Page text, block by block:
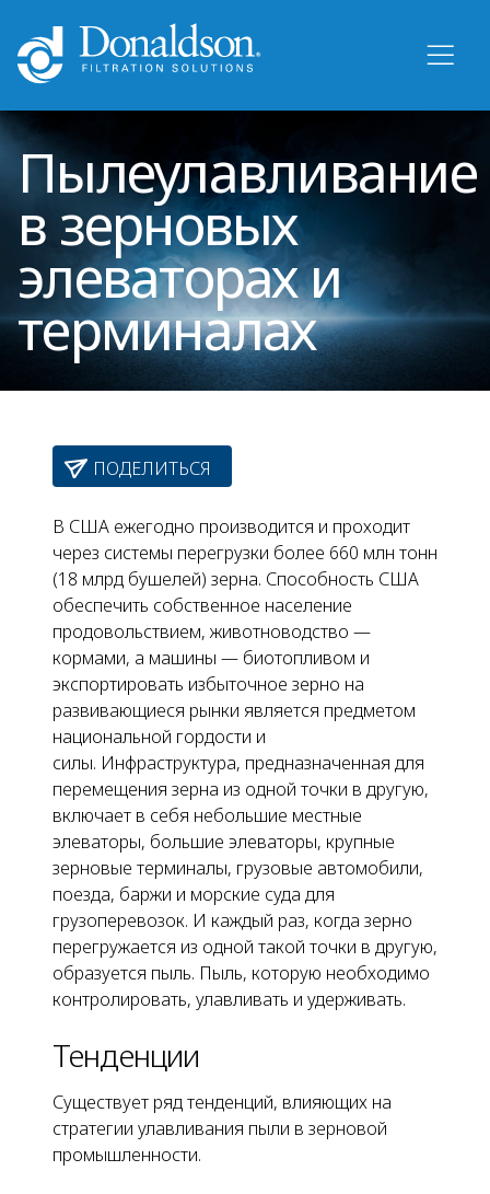
Пылеулавливание
в зерновых
элеваторах и
терминалах
ПОДЕЛИТЬСЯ
В США ежегодно производится и проходит
через системы перегрузки более 660 млн тонн
(18 млрд бушелей) зерна. Способность США
обеспечить собственное население
продовольствием, животноводство —
кормами, а машины — биотопливом и
экспортировать избыточное зерно на
развивающиеся рынки является предметом
национальной гордости и
силы. Инфраструктура, предназначенная для
перемещения зерна из одной точки в другую,
включает в себя небольшие местные
элеваторы, большие элеваторы, крупные
зерновые терминалы, грузовые автомобили,
поезда, баржи и морские суда для
грузоперевозок. И каждый раз, когда зерно
перегружается из одной такой точки в другую,
образуется пыль. Пыль, которую необходимо
контролировать, улавливать и удерживать.
Тенденции
Существует ряд тенденций, влияющих на
стратегии улавливания пыли в зерновой
промышленности.